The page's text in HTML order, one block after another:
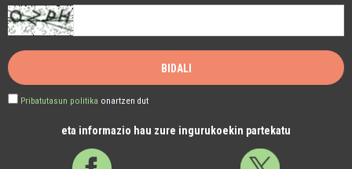
Pribatutasun politika onartzen dut
eta informazio hau zure ingurukoekin partekatu